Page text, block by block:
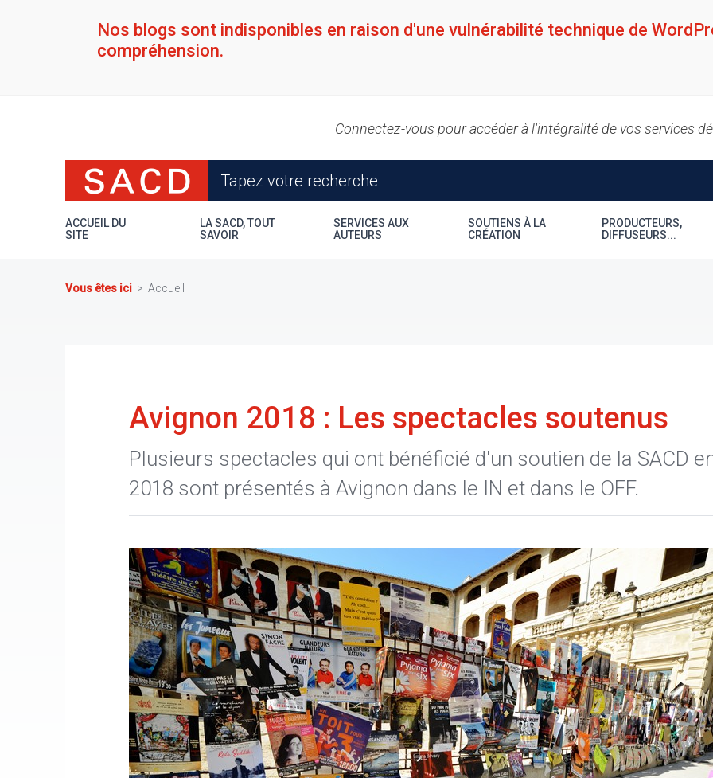
Nos blogs sont indisponibles en raison d'une vulnérabilité technique de
compréhension.
Connectez-vous pour accéder à l'intégralité de vos services
ACCUEIL DU
SITE
LA SACD, TOUT
SAVOIR
SERVICES AUX
AUTEURS
SOUTIENS À LA
CRÉATION
PRODUCTEURS,
DIFFUSEURS...
Vous êtes ici Accueil
Avignon 2018 : Les spectacles soutenus
Plusieurs spectacles qui ont bénéficié d'un soutien de la SACD
2018 sont présentés à Avignon dans le IN et dans le OFF.